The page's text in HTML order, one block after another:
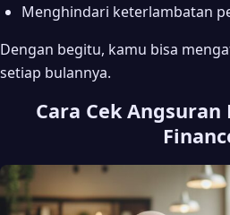
Menghindari keterlambatan
Dengan begitu, kamu bisa
setiap bulannya.
Cara Cek